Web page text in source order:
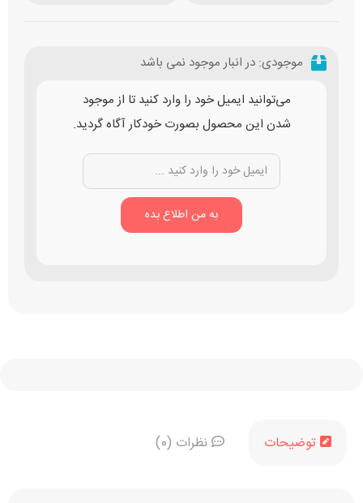
موجودی: در انبار موجود نمی باشد
می‌توانید ایمیل خود را وارد کنید تا از موجود
شدن این محصول بصورت خودکار آگاه گردید.
توضیحات نظرات (0)